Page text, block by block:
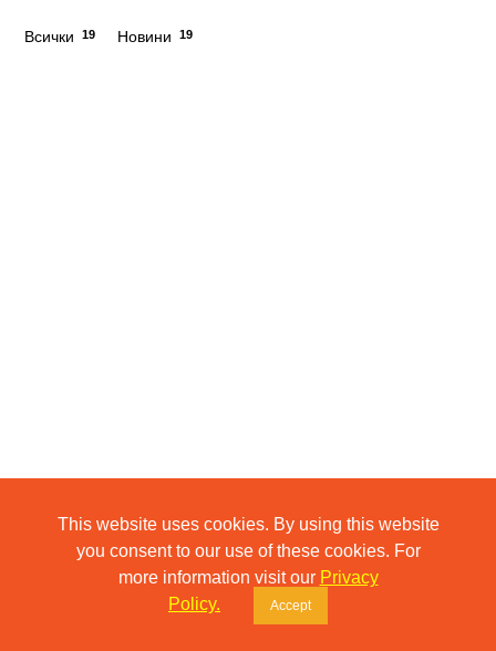
Всички 19 Новини 19
This website uses cookies. By using this website
you consent to our use of these cookies. For
more information visit our Privacy
Policy.
Accept